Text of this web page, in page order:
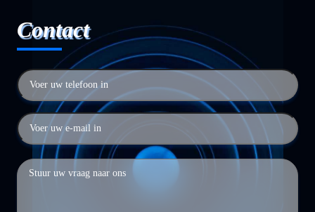
Contact